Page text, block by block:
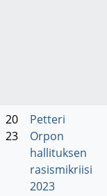
20
23
Petteri
Orpon
hallituksen
rasismikriisi
2023